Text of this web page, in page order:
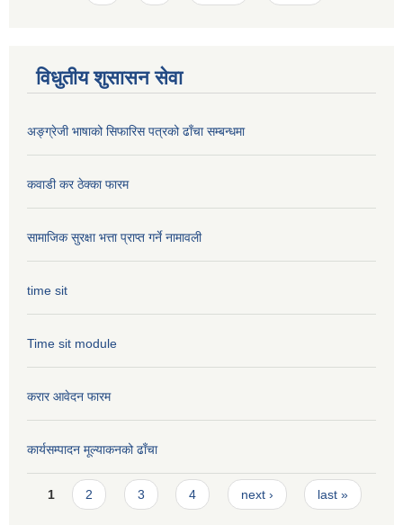
विधुतीय शुसासन सेवा
अङ्ग्रेजी भाषाको सिफारिस पत्रको ढाँचा सम्बन्धमा
कवाडी कर ठेक्का फारम
सामाजिक सुरक्षा भत्ता प्राप्त गर्ने नामावली
time sit
Time sit module
करार आवेदन फारम
कार्यसम्पादन मूल्या‌कनको ढाँचा
Pages
1 2 3 4 next › last »